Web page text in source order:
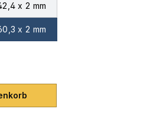
x 2 mm
x 2 mm
Gib den